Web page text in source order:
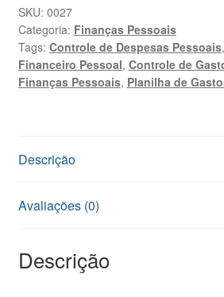
quantidade
SKU: 0027
Categoria: Finanças Pessoais
Tags: Controle de Despesas Pessoais,
Financeiro Pessoal, Controle de
Finanças Pessoais, Planilha de
Descrição
Avaliações (0)
Descrição